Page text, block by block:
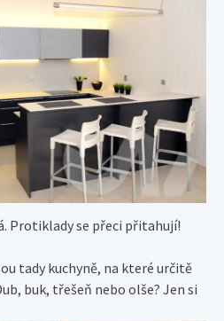
Protiklady se přeci přitahují!
tady kuchyně, na které určitě
buk, třešeň nebo olše? Jen si